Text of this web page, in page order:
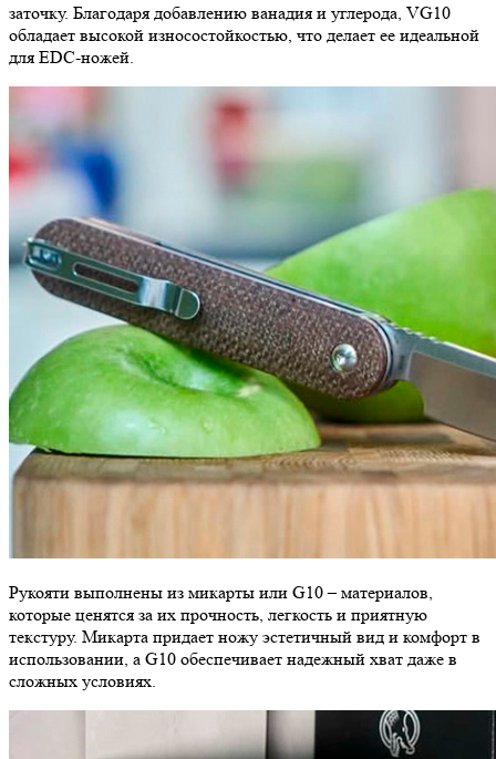
заточку. Благодаря добавлению ванадия и углерода, VG10
обладает высокой износостойкостью, что делает ее идеальной
для EDC-ножей.
Рукояти выполнены из микарты или G10 – материалов,
которые ценятся за их прочность, легкость и приятную
текстуру. Микарта придает ножу эстетичный вид и комфорт в
использовании, а G10 обеспечивает надежный хват даже в
сложных условиях.